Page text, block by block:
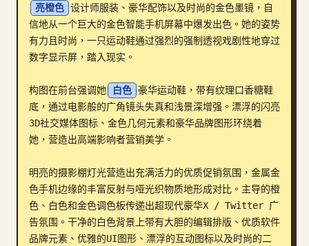
部落格
亮橙色 设计师服装、豪华配饰以及时尚的金色墨镜，自
信地从一个巨大的金色智能手机屏幕中爆发出色。她的姿势
有力且时尚，一只运动鞋通过强烈的强制透视戏剧性地穿过
数字显示屏，踏入现实。
构图在前台强调她 白色 豪华运动鞋，带有纹理口香糖鞋
底，通过电影般的广角镜头失真和浅景深增强。漂浮的闪亮
3D社交媒体图标、金色几何元素和豪华品牌图形环绕着
她，营造出高端影响者营销美学。
明亮的摄影棚灯光营造出充满活力的优质促销氛围，金属金
色手机边缘的丰富反射与哑光织物质地形成对比。主导的橙
色、白色和金色调色板传递出超现代豪华X / Twitter 广
告氛围。干净的白色背景上带有大胆的编辑排版、优质软件
品牌元素、优雅的UI图形、漂浮的互动图标以及时尚的二